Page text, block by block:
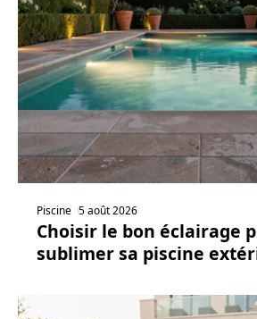
Piscine 5 août 2026
Choisir le bon éclairage
sublimer sa piscine